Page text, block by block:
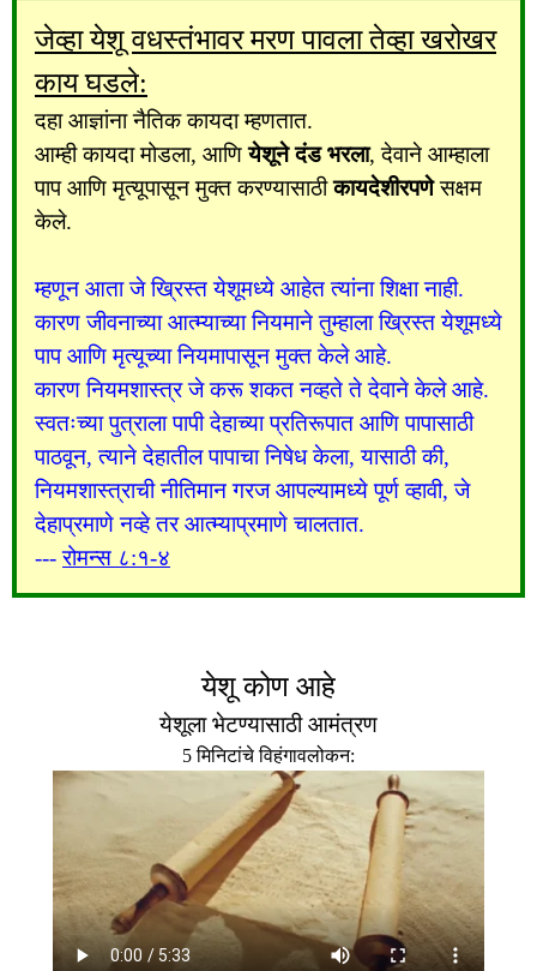
जेव्हा येशू वधस्तंभावर मरण पावला तेव्हा खरोखर
काय घडले:
दहा आज्ञांना नैतिक कायदा म्हणतात.
आम्ही कायदा मोडला, आणियेशूने दंड भरला, देवाने आम्हाला
पाप आणि मृत्यूपासून मुक्त करण्यासाठीकायदेशीरपणेसक्षम
केले.
म्हणून आता जे ख्रिस्त येशूमध्ये आहेत त्यांना शिक्षा नाही.
कारण जीवनाच्या आत्म्याच्या नियमाने तुम्हाला ख्रिस्त येशूमध्ये
पाप आणि मृत्यूच्या नियमापासून मुक्त केले आहे.
कारण नियमशास्त्र जे करू शकत नव्हते ते देवाने केले आहे.
स्वतःच्या पुत्राला पापी देहाच्या प्रतिरूपात आणि पापासाठी
पाठवून, त्याने देहातील पापाचा निषेध केला, यासाठी की,
नियमशास्त्राची नीतिमान गरज आपल्यामध्ये पूर्ण व्हावी, जे
देहाप्रमाणे नव्हे तर आत्म्याप्रमाणे चालतात.
---रोमन्स ८:१-४
येशू कोण आहे
येशूला भेटण्यासाठी आमंत्रण
5 मिनिटांचे विहंगावलोकन: